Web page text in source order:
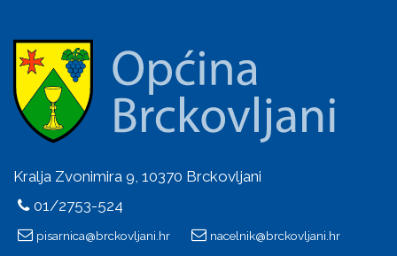
Kralja Zvonimira 9, 10370 Brckovljani
01/2753-524
pisarnica@brckovljani.hr nacelnik@brckovljani.hr